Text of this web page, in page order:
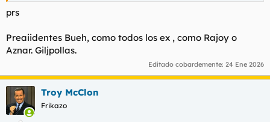
https://archive.ph/TY9qZ
prs
Preaiidentes Bueh, como todos los ex , como Rajoy o
Aznar. Giljpollas.
Editado cobardemente: 24 Ene 2026
Troy McClon
Frikazo